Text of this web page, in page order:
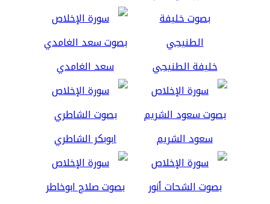
خليفة الطنيجي سعد الغامدي
سعود الشريم ابوبكر الشاطري